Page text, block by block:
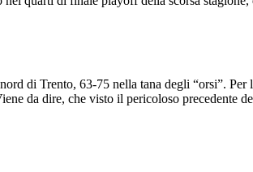
di Trento, 63-75 nella tana degli “orsi”. Per
da dire, che visto il pericoloso precedente